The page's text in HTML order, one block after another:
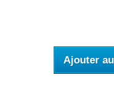
Ajouter